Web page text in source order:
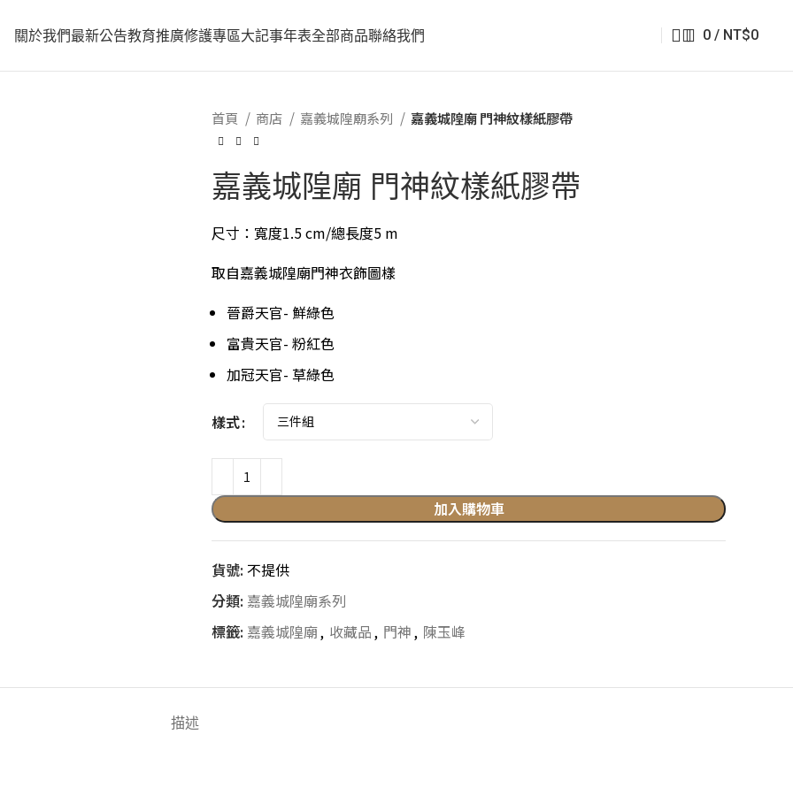
關於我們最新公告教育推廣修護專區大記事年表全部商品聯絡我們 0/ NT$0
首頁 商店 嘉義城隍廟系列 嘉義城隍廟 門神紋樣紙膠帶
嘉義城隍廟 門神紋樣紙膠帶
尺寸：寬度1.5 cm/總長度5 m
取自嘉義城隍廟門神衣飾圖樣
晉爵天官- 鮮綠色
富貴天官- 粉紅色
加冠天官- 草綠色
樣式
加入購物車
貨號: 不提供
分類: 嘉義城隍廟系列
標籤: 嘉義城隍廟, 收藏品, 門神, 陳玉峰
描述